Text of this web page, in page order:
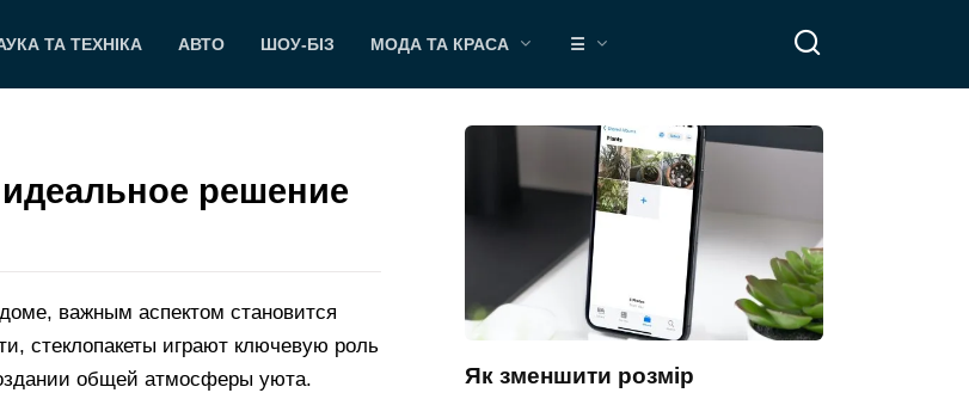
ТА ТЕХНІКА АВТО ШОУ-БІЗ МОДА ТА КРАСА ☰
решение
важным аспектом становится
стеклопакеты играют ключевую роль
общей атмосферы уюта.
Як зменшити розмір